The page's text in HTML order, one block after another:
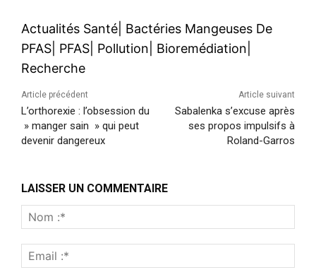
Actualités Santé Bactéries Mangeuses De
PFAS PFAS Pollution Bioremédiation
Recherche
Article précédent
L’orthorexie : l’obsession du
» manger sain » qui peut
devenir dangereux
Article suivant
Sabalenka s’excuse après
ses propos impulsifs à
Roland-Garros
LAISSER UN COMMENTAIRE
:*
:*